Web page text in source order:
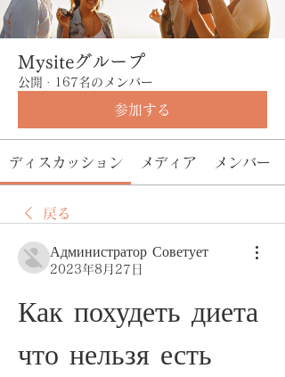
Mysiteグループ
公開 · 167名のメンバー
参加する
ディスカッション メディア メンバー
戻る
Администратор Советует
2023年8月27日
Как похудеть диета
что нельзя есть